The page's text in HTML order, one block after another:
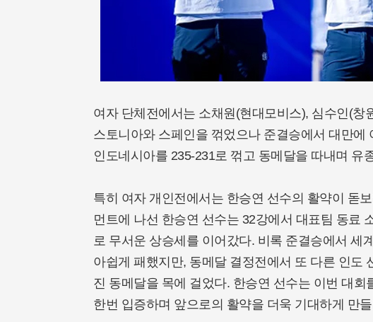
여자 단체전에서는 소채원(현대모비스), 심수인(창
스토니아와 스페인을 꺾었으나 준결승에서 대만
인도네시아를 235-231로 꺾고 동메달을 따내며 유
특히 여자 개인전에서는 한승연 선수의 활약이 돋
먼트에 나선 한승연 선수는 32강에서 대표팀 동료
로 무서운 상승세를 이어갔다. 비록 준결승에서 세
아쉽게 패했지만, 동메달 결정전에서 또 다른 인도
진 동메달을 목에 걸었다. 한승연 선수는 이번 대회
한번 입증하며 앞으로의 활약을 더욱 기대하게 만